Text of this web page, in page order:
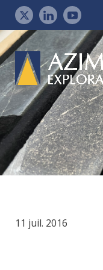
11 juil. 2016